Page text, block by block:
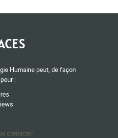
Humaine peut, de façon
:
contacter